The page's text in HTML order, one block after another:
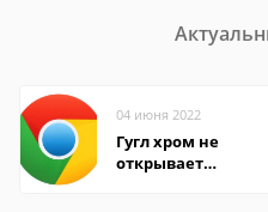
04 июня 2022
Гугл хром не
открывает